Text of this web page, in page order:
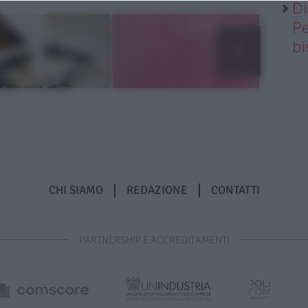
CHI SIAMO REDAZIONE CONTATTI
PARTNERSHIP E ACCREDITAMENTI